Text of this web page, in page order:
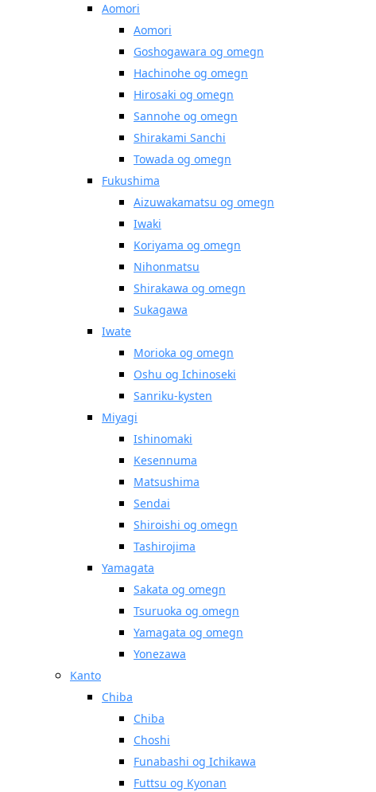
Aomori
Aomori
Goshogawara og omegn
Hachinohe og omegn
Hirosaki og omegn
Sannohe og omegn
Shirakami Sanchi
Towada og omegn
Fukushima
Aizuwakamatsu og omegn
Iwaki
Koriyama og omegn
Nihonmatsu
Shirakawa og omegn
Sukagawa
Iwate
Morioka og omegn
Oshu og Ichinoseki
Sanriku-kysten
Miyagi
Ishinomaki
Kesennuma
Matsushima
Sendai
Shiroishi og omegn
Tashirojima
Yamagata
Sakata og omegn
Tsuruoka og omegn
Yamagata og omegn
Yonezawa
Kanto
Chiba
Chiba
Choshi
Funabashi og Ichikawa
Futtsu og Kyonan